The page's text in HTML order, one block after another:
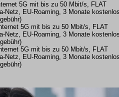
5G mit bis zu 50 Mbit/s, FLAT
Netz, EU-Roaming, 3 Monate
5G mit bis zu 50 Mbit/s, FLAT
Netz, EU-Roaming, 3 Monate
5G mit bis zu 50 Mbit/s, FLAT
Netz, EU-Roaming, 3 Monate